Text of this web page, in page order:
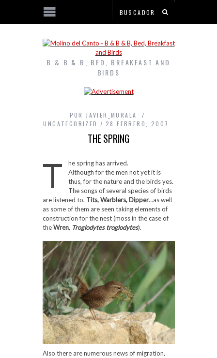
B & B & B, BED, BREAKFAST AND
BIRDS
POR JAVIER_MORALA
UNCATEGORIZED
28 FEBRERO, 2007
THE SPRING
T
he spring has arrived.
Although for the men not yet it is
thus, for the nature and the birds yes.
The songs of several species of birds
are listened to, Tits, Warblers, Dipper…as well
as some of them are seen taking elements of
construction for the nest (moss in the case of
theWren, Troglodytes troglodytes).
Also there are numerous news of migration,